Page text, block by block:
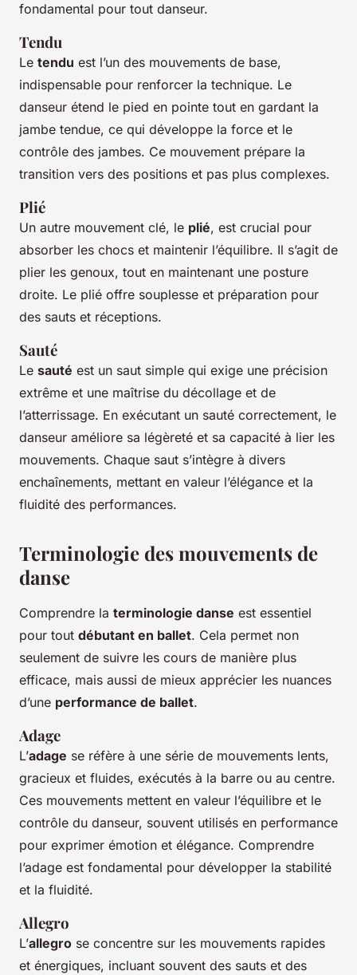
fondamental pour tout danseur.
Tendu
Le tendu est l’un des mouvements de base,
indispensable pour renforcer la technique. Le
danseur étend le pied en pointe tout en gardant la
jambe tendue, ce qui développe la force et le
contrôle des jambes. Ce mouvement prépare la
transition vers des positions et pas plus complexes.
Plié
Un autre mouvement clé, le plié, est crucial pour
absorber les chocs et maintenir l’équilibre. Il s’agit de
plier les genoux, tout en maintenant une posture
droite. Le plié offre souplesse et préparation pour
des sauts et réceptions.
Sauté
Le sauté est un saut simple qui exige une précision
extrême et une maîtrise du décollage et de
l’atterrissage. En exécutant un sauté correctement, le
danseur améliore sa légèreté et sa capacité à lier les
mouvements. Chaque saut s’intègre à divers
enchaînements, mettant en valeur l’élégance et la
fluidité des performances.
Terminologie des mouvements de
danse
Comprendre la terminologie danse est essentiel
pour tout débutant en ballet. Cela permet non
seulement de suivre les cours de manière plus
efficace, mais aussi de mieux apprécier les nuances
d’une performance de ballet.
Adage
L’adage se réfère à une série de mouvements lents,
gracieux et fluides, exécutés à la barre ou au centre.
Ces mouvements mettent en valeur l’équilibre et le
contrôle du danseur, souvent utilisés en performance
pour exprimer émotion et élégance. Comprendre
l’adage est fondamental pour développer la stabilité
et la fluidité.
Allegro
L’allegro se concentre sur les mouvements rapides
et énergiques, incluant souvent des sauts et des